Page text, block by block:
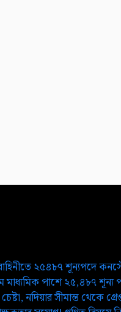
২৫৪৮৭ শূন্যপদে
মাধ্যমিক পাশে ২৫,৪৮৭
নদিয়ার সীমান্ত থেকে